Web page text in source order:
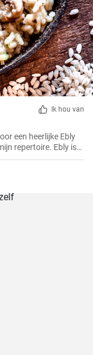
Ik hou van
een heerlijke Ebly
repertoire. Ebly is
en smaakvolle
heerlijk